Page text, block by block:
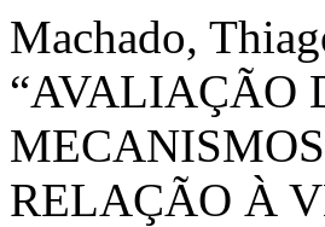
Machado,
“AVALIAÇÃO
RELAÇÃO À